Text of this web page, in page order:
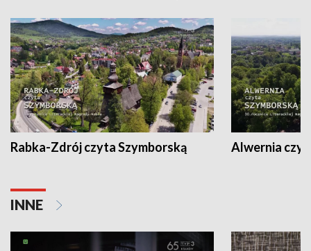
Rabka-Zdrój czyta Szymborską Alwernia
INNE